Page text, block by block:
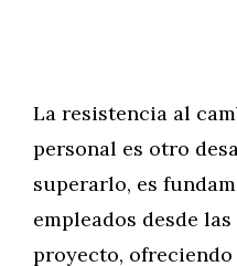
La resistencia al
personal es otro
superarlo, es
empleados desde
proyecto,